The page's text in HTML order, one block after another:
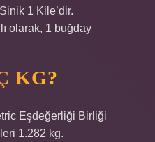
1 Kile’dir.
olarak, 1 buğday
KG?
Eşdeğerliği Birliği
1.282 kg.